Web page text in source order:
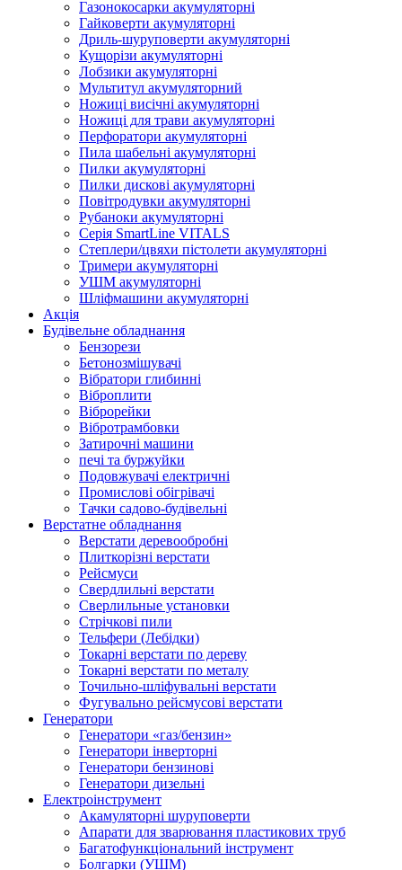
Газонокосарки акумуляторні
Гайковерти акумуляторні
Дриль-шуруповерти акумуляторні
Кущорізи акумуляторні
Лобзики акумуляторні
Мультитул акумуляторний
Ножиці висічні акумуляторні
Ножиці для трави акумуляторні
Перфоратори акумуляторні
Пила шабельні акумуляторні
Пилки акумуляторні
Пилки дискові акумуляторні
Повітродувки акумуляторні
Рубаноки акумуляторні
Серія SmartLine VITALS
Степлери/цвяхи пістолети акумуляторні
Тримери акумуляторні
УШМ акумуляторні
Шліфмашини акумуляторні
Акція
Будівельне обладнання
Бензорези
Бетонозмішувачі
Вібратори глибинні
Віброплити
Віброрейки
Вібротрамбовки
Затирочні машини
печі та буржуйки
Подовжувачі електричні
Промислові обігрівачі
Тачки садово-будівельні
Верстатне обладнання
Верстати деревообробні
Плиткорізні верстати
Рейсмуси
Свердлильні верстати
Сверлильные установки
Стрічкові пили
Тельфери (Лебідки)
Токарні верстати по дереву
Токарні верстати по металу
Точильно-шліфувальні верстати
Фугувально рейсмусові верстати
Генератори
Генератори «газ/бензин»
Генератори інверторні
Генератори бензинові
Генератори дизельні
Електроінструмент
Акамуляторні шуруповерти
Апарати для зварювання пластикових труб
Багатофункціональний інструмент
Болгарки (УШМ)